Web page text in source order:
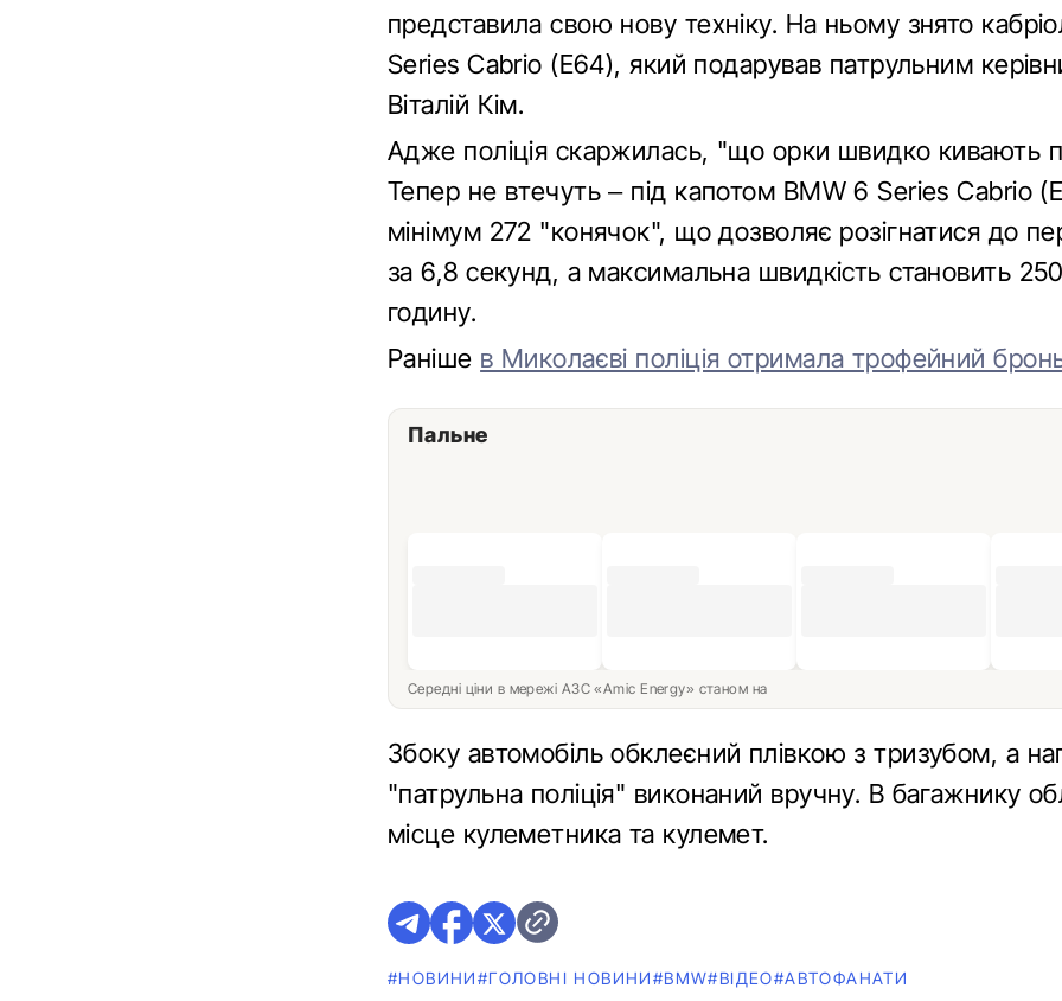
представила свою нову техніку. На ньому знято
Series Cabrio (Е64), який подарував патрульним
Віталій Кім.
Адже поліція скаржилась, "що орки швидко кивають
Тепер не втечуть – під капотом BMW 6 Series Cabrio
мінімум 272 "конячок", що дозволяє розігнатися до
за 6,8 секунд, а максимальна швидкість становить
годину.
Раніше в Миколаєві поліція отримала трофейний
Пальне
Середні ціни в мережі АЗС «Amic Energy» станом на
Збоку автомобіль обклеєний плівкою з тризубом, а
"патрульна поліція" виконаний вручну. В багажнику
місце кулеметника та кулемет.
#НОВИНИ#ГОЛОВНІ НОВИНИ#BMW#ВІДЕО#АВТОФАНАТИ